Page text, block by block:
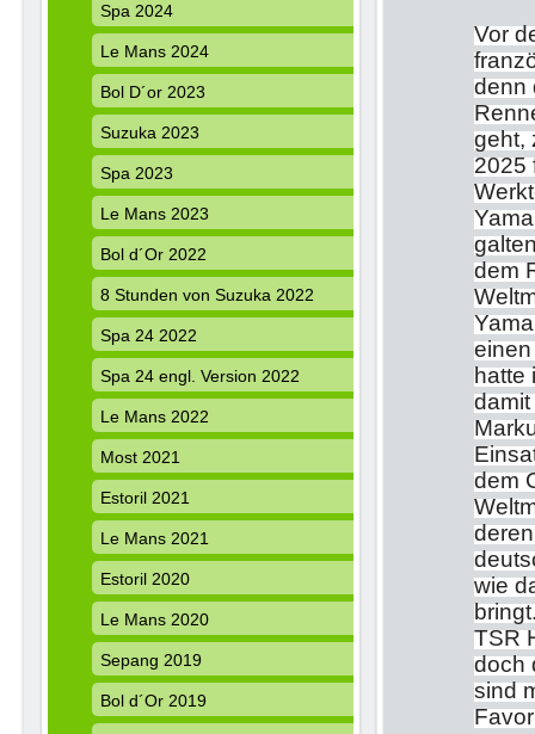
Vor
denn
geht,
2025
dem
hatte
dem
wie
TSR
doch
sind
Spa 2024
Le Mans 2024
Bol D´or 2023
Suzuka 2023
Spa 2023
Le Mans 2023
Bol d´Or 2022
8 Stunden von Suzuka 2022
Spa 24 2022
Spa 24 engl. Version 2022
Le Mans 2022
Most 2021
Estoril 2021
Le Mans 2021
Estoril 2020
Le Mans 2020
Sepang 2019
Bol d´Or 2019